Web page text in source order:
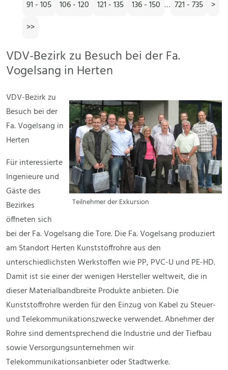
91 - 105
106 - 120 121 - 135 136 - 150 … 721 - 735
>
>>
VDV-Bezirk zu Besuch bei der Fa.
Vogelsang in Herten
Teilnehmer der Exkursion
VDV-Bezirk zu
Besuch bei der
Fa. Vogelsang in
Herten
Für interessierte
Ingenieure und
Gäste des
Bezirkes
öffneten sich
bei der Fa. Vogelsang die Tore. Die Fa. Vogelsang produziert
am Standort Herten Kunststoffrohre aus den
unterschiedlichsten Werkstoffen wie PP, PVC-U und PE-HD.
Damit ist sie einer der wenigen Hersteller weltweit, die in
dieser Materialbandbreite Produkte anbieten. Die
Kunststoffrohre werden für den Einzug von Kabel zu Steuer-
und Telekommunikationszwecke verwendet. Abnehmer der
Rohre sind dementsprechend die Industrie und der Tiefbau
sowie Versorgungsunternehmen wir
Telekommunikationsanbieter oder Stadtwerke.